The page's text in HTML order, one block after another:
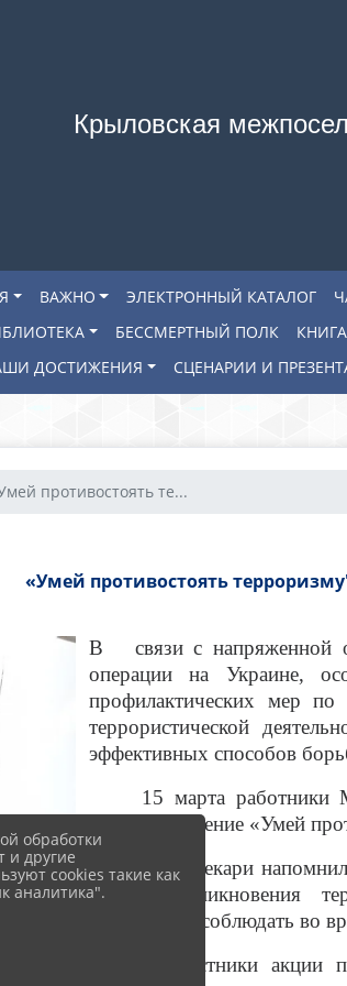
Крыловская
ВАЖНО ЭЛЕКТРОННЫЙ КАТАЛОГ
БЕССМЕРТНЫЙ ПОЛК
ДОСТИЖЕНИЯ СЦЕНАРИИ И
противостоять те...
«Умей противостоять
В связи с напряженной
операции на Украине,
профилактических мер
террористической
эффективных способов
15 марта работники
-предупреждение «Умей
Библиотекари напомнили
случае возникновения
необходимо соблюдать во
Все участники акции
обработки
и другие
cookies такие как
аналитика".